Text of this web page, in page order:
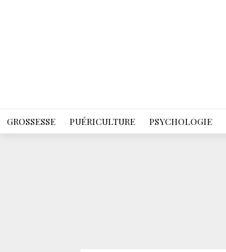
GROSSESSE PUÉRICULTURE PSYCHOLOGIE